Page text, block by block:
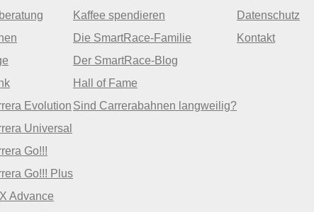
Evolution
Universal
Go!!!
Go!!! Plus
Advance
Kaffee spendieren
Die SmartRace-Familie
Der SmartRace-Blog
Hall of Fame
Sind Carrerabahnen langweilig?
Datenschutz
Kontakt